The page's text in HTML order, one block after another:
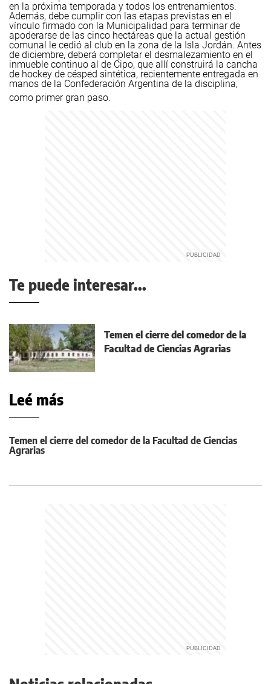
en la próxima temporada y todos los entrenamientos.
Además, debe cumplir con las etapas previstas en el
vínculo firmado con la Municipalidad para terminar de
apoderarse de las cinco hectáreas que la actual gestión
comunal le cedió al club en la zona de la Isla Jordán. Antes
de diciembre, deberá completar el desmalezamiento en el
inmueble continuo al de Cipo, que allí construirá la cancha
de hockey de césped sintética, recientemente entregada en
manos de la Confederación Argentina de la disciplina,
como primer gran paso.
Te puede interesar...
Temen el cierre del comedor de la
Facultad de Ciencias Agrarias
Leé más
Temen el cierre del comedor de la Facultad de Ciencias
Agrarias